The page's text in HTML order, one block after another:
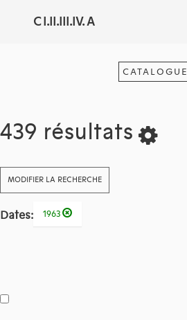
C I.II.III.IV. A
CATALOGUE
439 résultats
MODIFIER LA RECHERCHE
Dates: 1963